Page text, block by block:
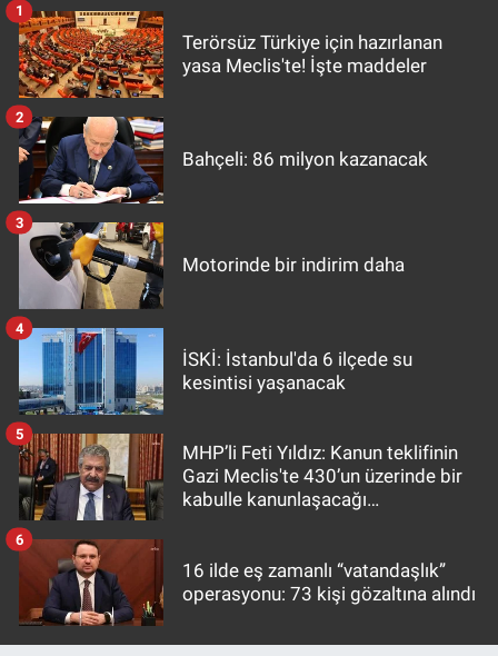
Terörsüz Türkiye için hazırlanan
yasa Meclis'te! İşte maddeler
1
Bahçeli: 86 milyon kazanacak
2
Motorinde bir indirim daha
3
İSKİ: İstanbul'da 6 ilçede su
kesintisi yaşanacak
4
MHP’li Feti Yıldız: Kanun teklifinin
Gazi Meclis'te 430’un üzerinde bir
kabulle kanunlaşacağı
5
16 ilde eş zamanlı “vatandaşlık”
operasyonu: 73 kişi gözaltına alındı
6